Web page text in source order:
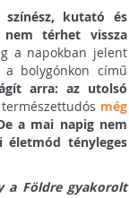
kutató és
nem térhet vissza
a napokban jelent
bolygónkon című
arra: az utolsó
még
a mai napig nem
tényleges
a Földre gyakorolt